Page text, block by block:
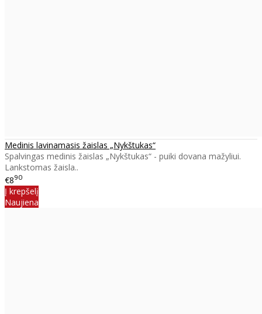
Medinis lavinamasis žaislas „Nykštukas“
Spalvingas medinis žaislas „Nykštukas“ - puiki dovana mažyliui.
Lankstomas žaisla..
€890
Į krepšelį
Naujiena